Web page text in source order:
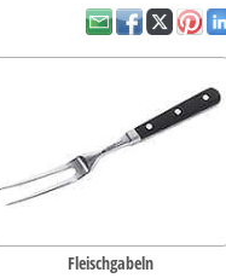
Fleischgabeln